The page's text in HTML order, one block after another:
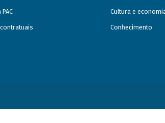
Cultura e
Conhecimento